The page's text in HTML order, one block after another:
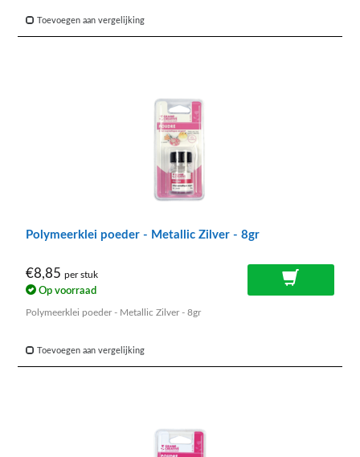
Toevoegen aan vergelijking
Polymeerklei poeder - Metallic Zilver - 8gr
€8,85 per stuk
Op voorraad
Polymeerklei poeder - Metallic Zilver - 8gr
Toevoegen aan vergelijking